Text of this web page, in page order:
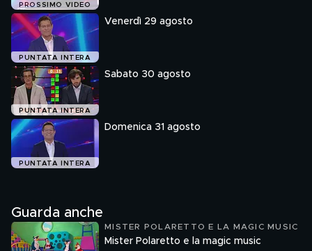
PROSSIMO VIDEO
PUNTATA INTERA
Venerdì 29 agosto
PUNTATA INTERA
Sabato 30 agosto
PUNTATA INTERA
Domenica 31 agosto
Guarda anche
MISTER POLARETTO E LA MAGIC MUSIC
Mister Polaretto e la magic music